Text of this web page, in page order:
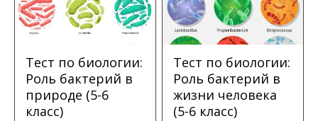
Тест по биологии:
Роль бактерий в
природе (5-6
класс)
Тест по биологии:
Роль бактерий в
жизни человека
(5-6 класс)